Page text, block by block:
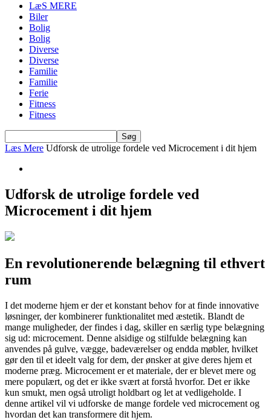
LæS MERE
Biler
Bolig
Bolig
Diverse
Diverse
Familie
Familie
Ferie
Fitness
Fitness
Læs Mere Udforsk de utrolige fordele ved Microcement i dit hjem
Udforsk de utrolige fordele ved
Microcement i dit hjem
En revolutionerende belægning til ethvert
rum
I det moderne hjem er der et konstant behov for at finde innovative
løsninger, der kombinerer funktionalitet med æstetik. Blandt de
mange muligheder, der findes i dag, skiller en særlig type belægning
sig ud: microcement. Denne alsidige og stilfulde belægning kan
anvendes på gulve, vægge, badeværelser og endda møbler, hvilket
gør den til et ideelt valg for dem, der ønsker at give deres hjem et
moderne præg. Microcement er et materiale, der er blevet mere og
mere populært, og det er ikke svært at forstå hvorfor. Det er ikke
kun smukt, men også utroligt holdbart og let at vedligeholde. I
denne artikel vil vi udforske de mange fordele ved microcement og
hvordan det kan transformere dit hjem.